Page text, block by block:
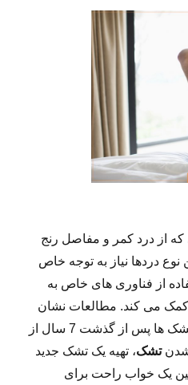
از درد کمر و مفاصل رنج
دردها نیاز به توجه خاص
از فناوری های خاص به
کمک می کند. مطالعات نشان
دادند که کیفیت و استحکام تشک ها پس از گذشت 7 سال از
تشک، تهیه یک تشک جدید
یک خواب راحت برای